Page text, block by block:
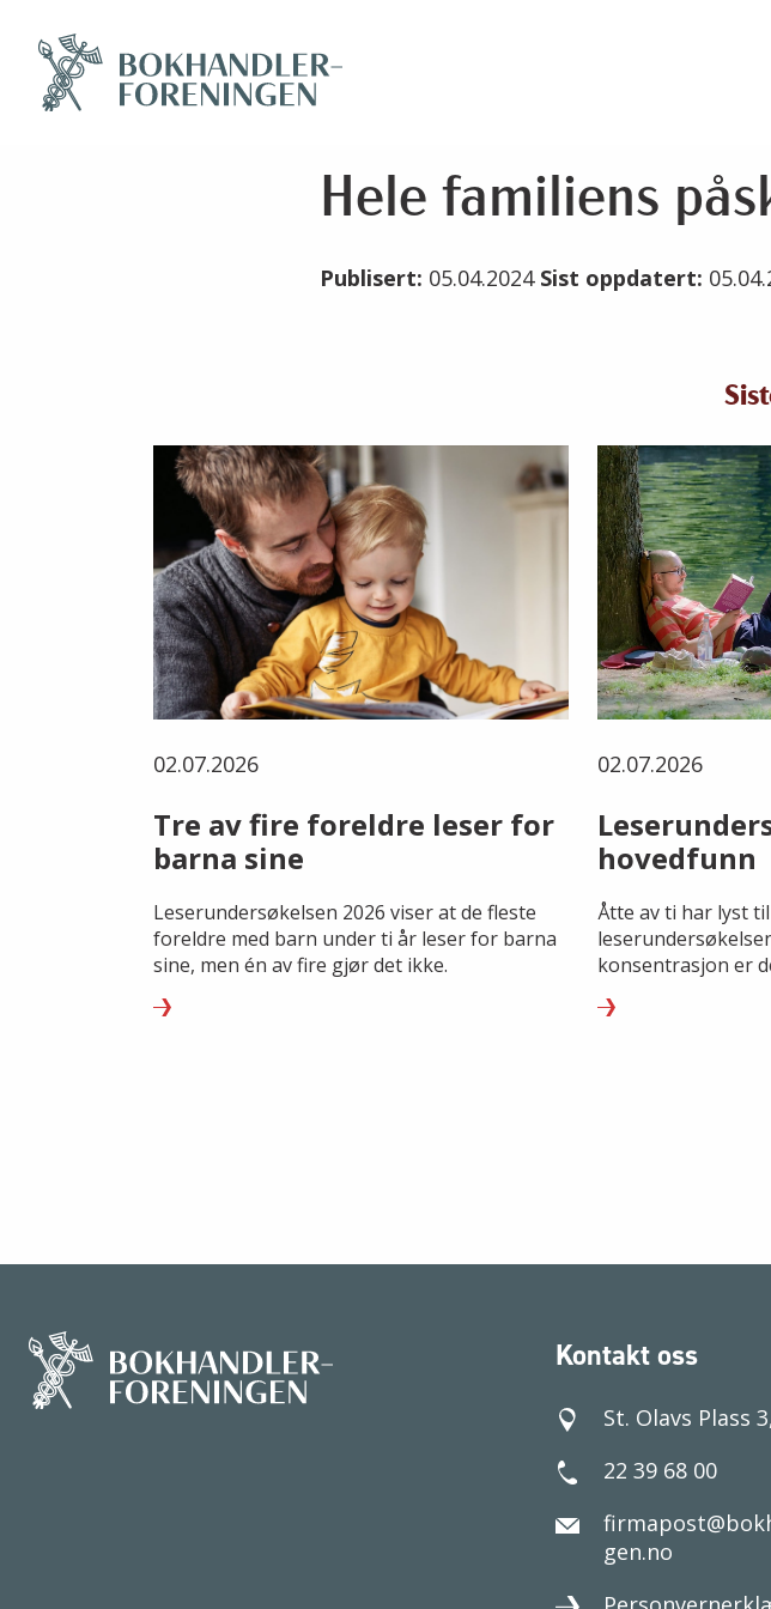
Hele familiens
Publisert: 05.04.2024 Sist oppdatert:
02.07.2026
Tre av fire foreldre leser for
barna sine
Leserundersøkelsen 2026 viser at de fleste
foreldre med barn under ti år leser for barna
sine, men én av fire gjør det ikke.
02.07.2026
hovedfunn
Åtte av ti har lyst
konsentrasjon er
Kontakt oss
St. Olavs Plass
22 39 68 00
gen.no